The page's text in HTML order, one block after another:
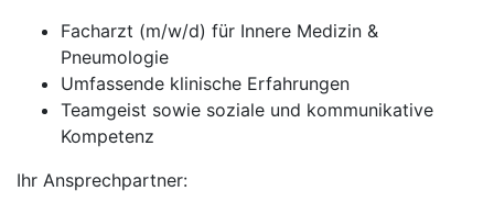
Facharzt (m/w/d) für Innere Medizin &
Pneumologie
Umfassende klinische Erfahrungen
Teamgeist sowie soziale und kommunikative
Kompetenz
Ihr Ansprechpartner: